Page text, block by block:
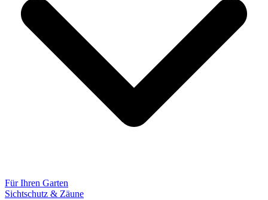
Für Ihren Garten
Sichtschutz & Zäune